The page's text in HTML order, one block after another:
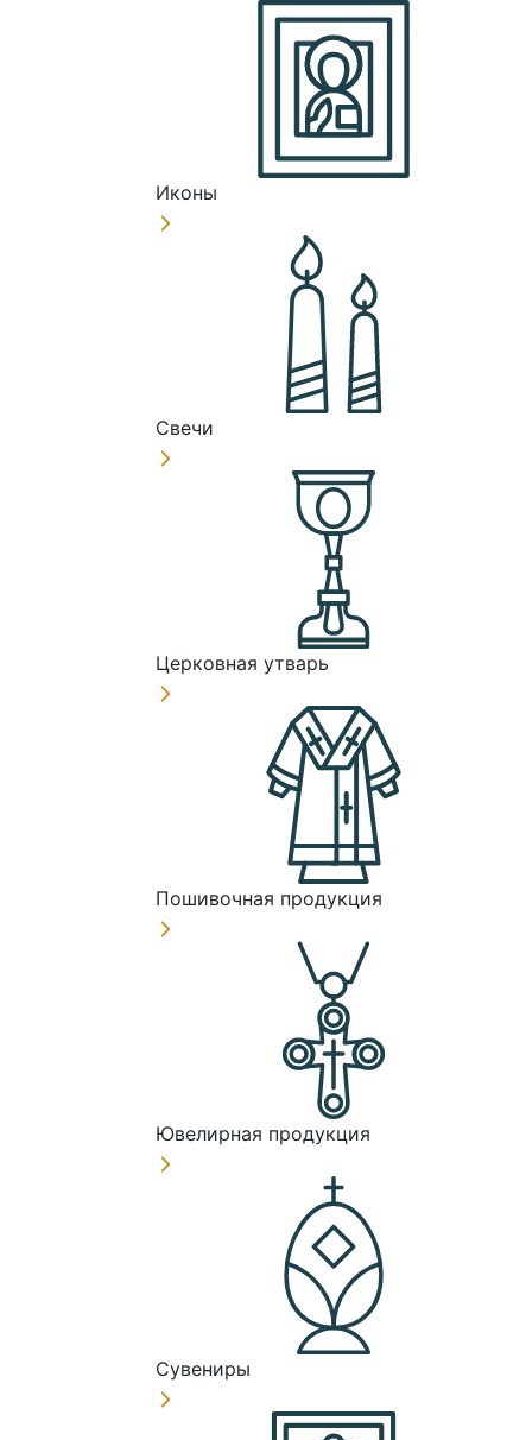
Иконы
Свечи
Церковная утварь
Пошивочная продукция
Ювелирная продукция
Сувениры